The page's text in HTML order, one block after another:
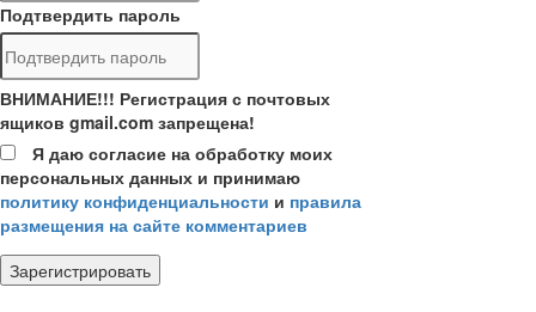
Подтвердить пароль
ВНИМАНИЕ!!! Регистрация с почтовых
ящиков gmail.com запрещена!
Я даю согласие на обработку моих
персональных данных и принимаю
политику конфиденциальности и правила
размещения на сайте комментариев
Зарегистрировать